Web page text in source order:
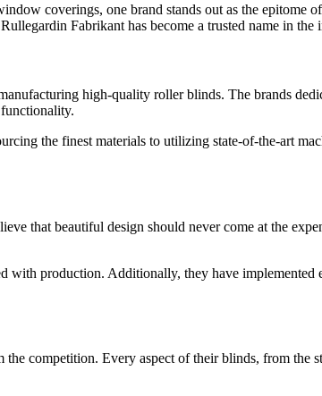
coverings, one brand stands out as the
Fabrikant has become a trusted name in the
high-quality roller blinds. The brands
the finest materials to utilizing state-of-the-art
that beautiful design should never come at the
production. Additionally, they have implemented
competition. Every aspect of their blinds, from the